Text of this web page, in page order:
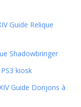
Guide Relique
Shadowbringer
kiosk
Guide Donjons à